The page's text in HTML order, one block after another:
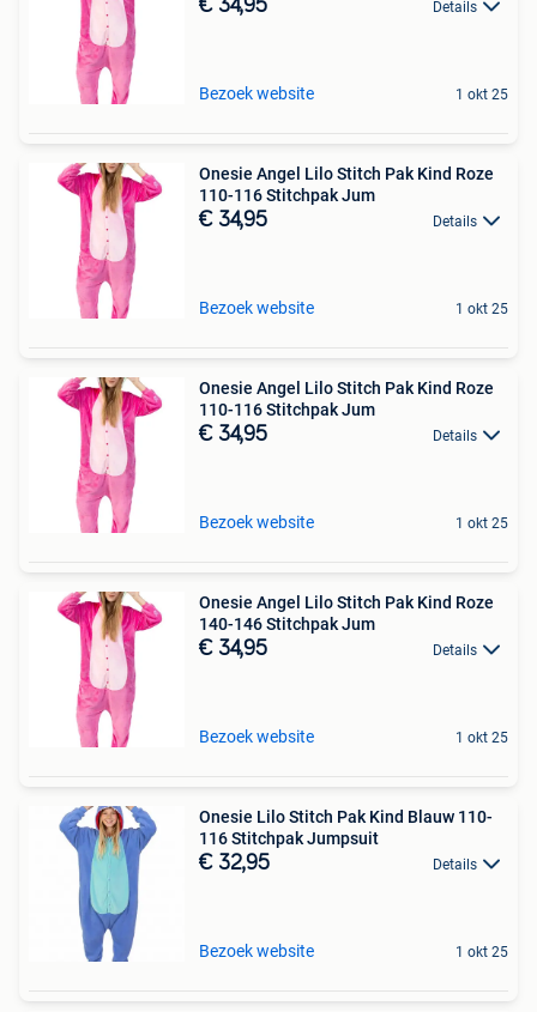
€ 34,95 Details
Bezoek website 1 okt 25
Onesie Angel Lilo Stitch Pak Kind Roze
110-116 Stitchpak Jum
€ 34,95 Details
Bezoek website 1 okt 25
Onesie Angel Lilo Stitch Pak Kind Roze
110-116 Stitchpak Jum
€ 34,95 Details
Bezoek website 1 okt 25
Onesie Angel Lilo Stitch Pak Kind Roze
140-146 Stitchpak Jum
€ 34,95 Details
Bezoek website 1 okt 25
Onesie Lilo Stitch Pak Kind Blauw 110-
116 Stitchpak Jumpsuit
€ 32,95 Details
Bezoek website 1 okt 25